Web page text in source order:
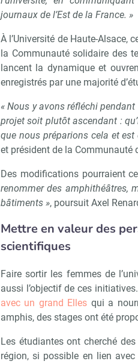
journaux de l’Est de la France. »
À l’Université de Haute-Alsace,
la Communauté solidaire des
lancent la dynamique et
enregistrés par une majorité
« Nous y avons réfléchi
projet soit plutôt ascendant :
que nous préparions cela et
et président de la Communauté
Des modifications pourraient
renommer des amphithéâtres,
bâtiments », poursuit Axel
Mettre en valeur des
scientifiques
Faire sortir les femmes de
aussi l’objectif de ces
avec un grand Elles qui a
amphis, des stages ont été
Les étudiantes ont cherché
région, si possible en lien avec